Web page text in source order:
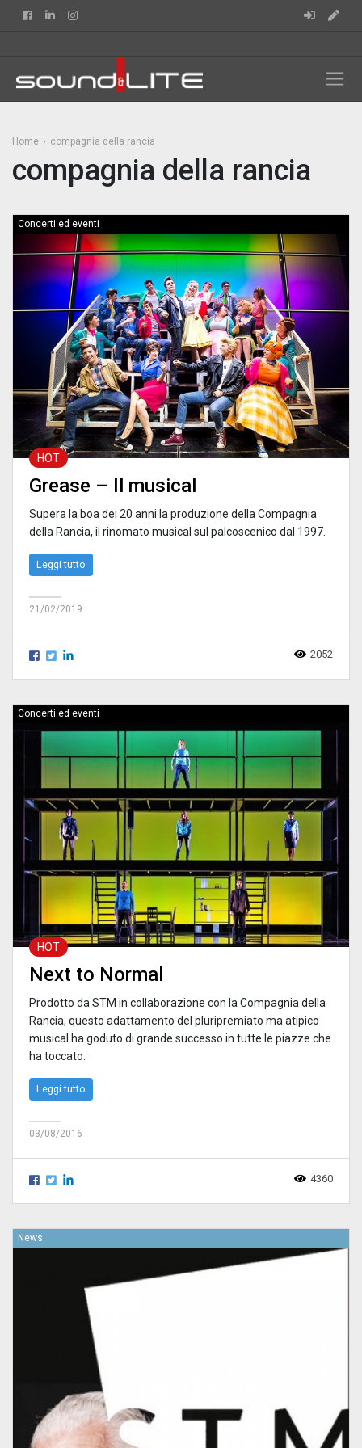
FacebookLinkedin
Home compagnia della rancia
compagnia della rancia
Concerti ed eventi
HOT
Grease – Il musical
Supera la boa dei 20 anni la produzione della Compagnia
della Rancia, il rinomato musical sul palcoscenico dal 1997.
Leggi tutto
21/02/2019
2052
Concerti ed eventi
HOT
Next to Normal
Prodotto da STM in collaborazione con la Compagnia della
Rancia, questo adattamento del pluripremiato ma atipico
musical ha goduto di grande successo in tutte le piazze che
ha toccato.
Leggi tutto
03/08/2016
4360
News